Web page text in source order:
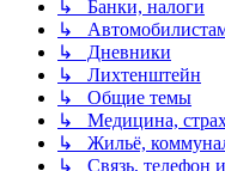
↳ Банки, налоги
↳
↳ Дневники
↳ Лихтенштейн
↳ Общие темы
↳ Медицина,
↳ Жильё,
↳ Связь, телефон